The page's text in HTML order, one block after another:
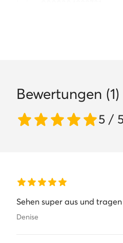
Alle Produkte aus dem
Bewertungen (1)
5 / 5
Sehen super aus und
Denise